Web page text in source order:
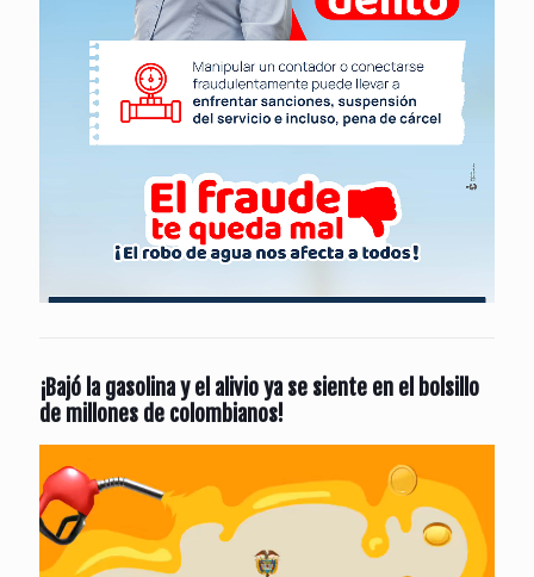
¡Bajó la gasolina y el alivio ya se siente en el bolsillo
de millones de colombianos!
de
vídeo